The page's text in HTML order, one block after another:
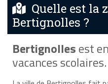
Quelle est la
Bertignolles ?
Bertignollesest en
vacances scolaires.